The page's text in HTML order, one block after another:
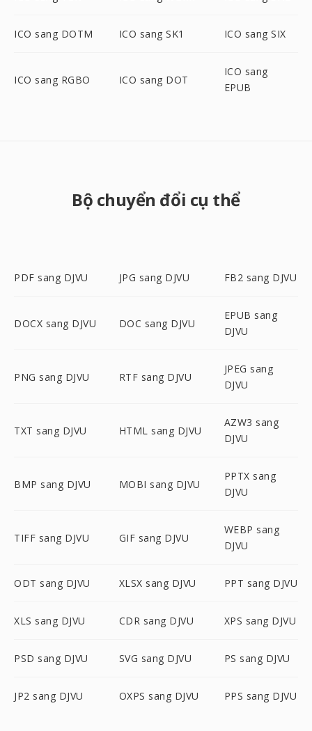
ICO sang DOTM ICO sang SK1 ICO sang SIX
ICO sang RGBO ICO sang DOT
ICO sang
EPUB
Bộ chuyển đổi cụ thể
PDF sang DJVU JPG sang DJVU FB2 sang DJVU
DOCX sang DJVU DOC sang DJVU
EPUB sang
DJVU
PNG sang DJVU RTF sang DJVU
JPEG sang
DJVU
TXT sang DJVU HTML sang DJVU
AZW3 sang
DJVU
BMP sang DJVU MOBI sang DJVU
PPTX sang
DJVU
TIFF sang DJVU GIF sang DJVU
WEBP sang
DJVU
ODT sang DJVU XLSX sang DJVU PPT sang DJVU
XLS sang DJVU CDR sang DJVU XPS sang DJVU
PSD sang DJVU SVG sang DJVU PS sang DJVU
JP2 sang DJVU OXPS sang DJVU PPS sang DJVU